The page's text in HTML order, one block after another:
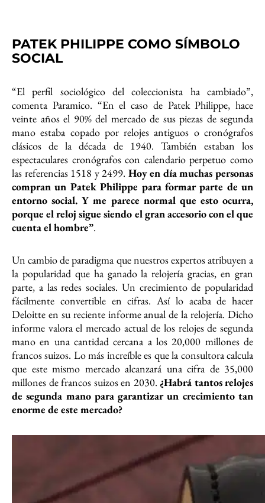
PATEK PHILIPPE COMO SÍMBOLO
SOCIAL
“El perfil sociológico del coleccionista ha cambiado”,
comenta Paramico. “En el caso de Patek Philippe, hace
veinte años el 90% del mercado de sus piezas de segunda
mano estaba copado por relojes antiguos o cronógrafos
clásicos de la década de 1940. También estaban los
espectaculares cronógrafos con calendario perpetuo como
las referencias 1518 y 2499. Hoy en día muchas personas
compran un Patek Philippe para formar parte de un
entorno social. Y me parece normal que esto ocurra,
porque el reloj sigue siendo el gran accesorio con el que
cuenta el hombre”.
Un cambio de paradigma que nuestros expertos atribuyen a
la popularidad que ha ganado la relojería gracias, en gran
parte, a las redes sociales. Un crecimiento de popularidad
fácilmente convertible en cifras. Así lo acaba de hacer
Deloitte en su reciente informe anual de la relojería. Dicho
informe valora el mercado actual de los relojes de segunda
mano en una cantidad cercana a los 20,000 millones de
francos suizos. Lo más increíble es que la consultora calcula
que este mismo mercado alcanzará una cifra de 35,000
millones de francos suizos en 2030. ¿Habrá tantos relojes
de segunda mano para garantizar un crecimiento tan
enorme de este mercado?